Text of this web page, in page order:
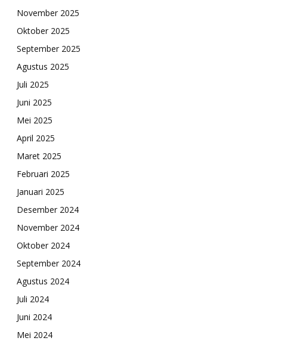
November 2025
Oktober 2025
September 2025
Agustus 2025
Juli 2025
Juni 2025
Mei 2025
April 2025
Maret 2025
Februari 2025
Januari 2025
Desember 2024
November 2024
Oktober 2024
September 2024
Agustus 2024
Juli 2024
Juni 2024
Mei 2024